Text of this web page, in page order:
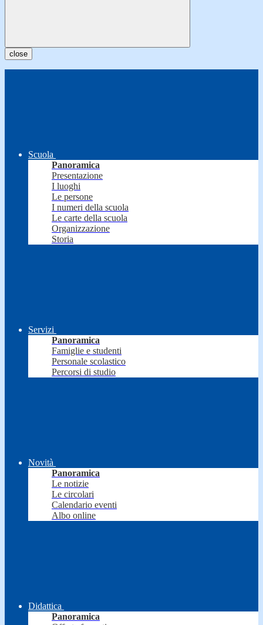
close
Scuola
Panoramica
Presentazione
I luoghi
Le persone
I numeri della scuola
Le carte della scuola
Organizzazione
Storia
Servizi
Panoramica
Famiglie e studenti
Personale scolastico
Percorsi di studio
Novità
Panoramica
Le notizie
Le circolari
Calendario eventi
Albo online
Didattica
Panoramica